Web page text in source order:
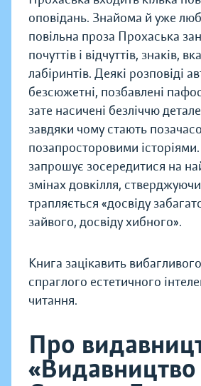
оповідань. Знайома й уже
повільна проза Прохаська
почуттів і відчуттів, знаків,
лабіринтів. Деякі розповіді
безсюжетні, позбавлені
зате насичені безліччю
завдяки чому стають
позапросторовими
запрошує зосереди­тися на
змінах довкілля,
трапляється «досвіду
зайвого, досвіду хибного».
Книга зацікавить
спраглого естетичного
читання.
Про
«Видавництво